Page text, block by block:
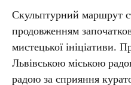
Скульптурний маршрут
продовженням
мистецької ініціативи.
Львівською міською
радою за сприяння